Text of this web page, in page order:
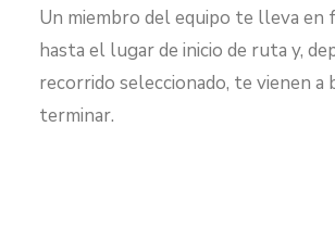
Un miembro del equipo te lleva en
hasta el lugar de inicio de ruta y,
recorrido seleccionado, te vienen a
terminar.